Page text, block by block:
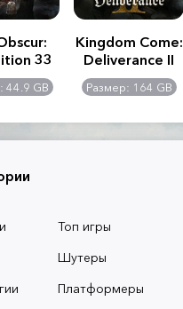
33
44.9 GB
Kingdom Come:
Deliverance II
Размер: 164 GB
Топ игры
Шутеры
Платформеры